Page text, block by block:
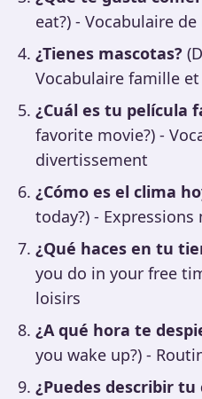
eat?) - Vocabulaire
¿Tienes mascotas?
Vocabulaire famille
¿Cuál es tu película
favorite movie?) -
divertissement
¿Cómo es el clima
today?) - Expressions
¿Qué haces en tu
you do in your free
loisirs
¿A qué hora te
you wake up?) -
¿Puedes describir tu